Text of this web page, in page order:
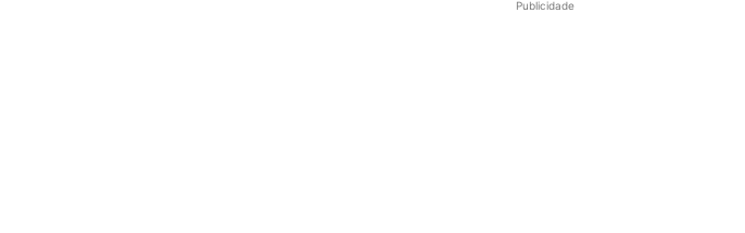
Publicidade